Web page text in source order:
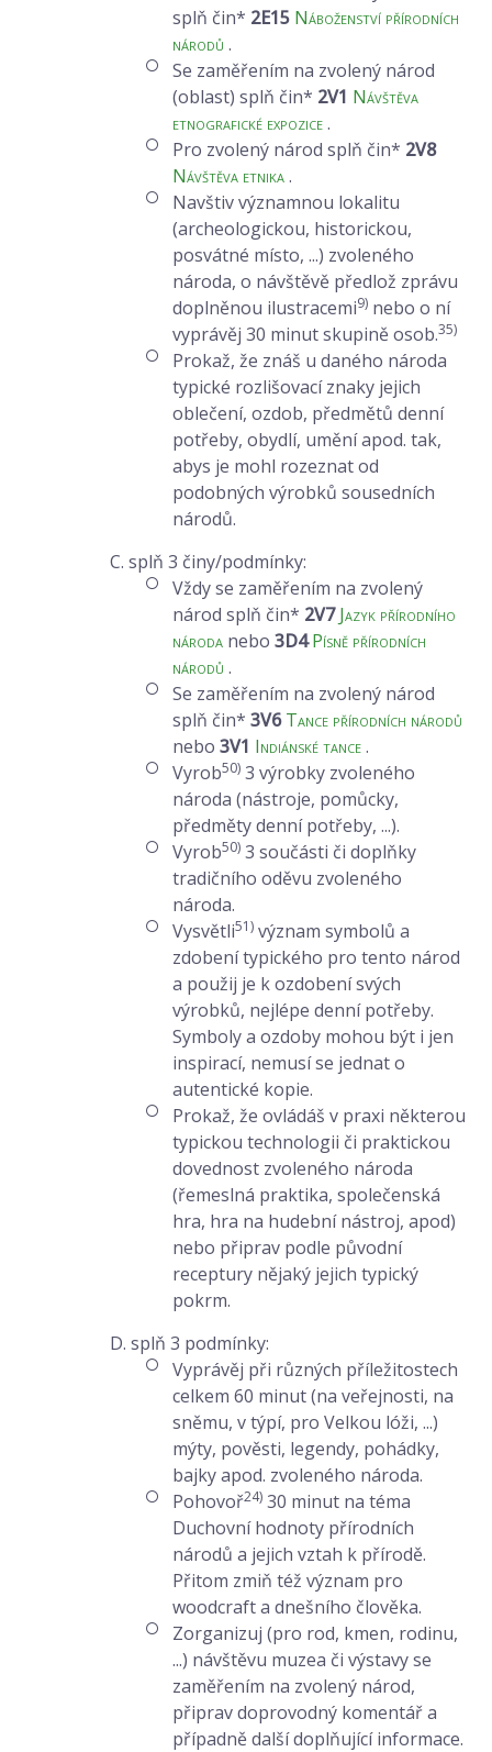
splň čin* 2E15 Náboženství přírodních
národů .
Se zaměřením na zvolený národ
(oblast) splň čin* 2V1 Návštěva
etnografické expozice.
Pro zvolený národ splň čin* 2V8
Návštěva etnika.
Navštiv významnou lokalitu
(archeologickou, historickou,
posvátné místo, ...) zvoleného
národa, o návštěvě předlož zprávu
doplněnou ilustracemi9) nebo o ní
vyprávěj 30 minut skupině osob.35)
Prokaž, že znáš u daného národa
typické rozlišovací znaky jejich
oblečení, ozdob, předmětů denní
potřeby, obydlí, umění apod. tak,
abys je mohl rozeznat od
podobných výrobků sousedních
národů.
C. splň 3 činy/podmínky:
Vždy se zaměřením na zvolený
národ splň čin* 2V7 Jazyk přírodního
národa nebo 3D4 Písně přírodních
národů .
Se zaměřením na zvolený národ
splň čin* 3V6 Tance přírodních národů
nebo 3V1 Indiánské tance.
Vyrob50) 3 výrobky zvoleného
národa (nástroje, pomůcky,
předměty denní potřeby, ...).
Vyrob50) 3 součásti či doplňky
tradičního oděvu zvoleného
národa.
Vysvětli51) význam symbolů a
zdobení typického pro tento národ
a použij je k ozdobení svých
výrobků, nejlépe denní potřeby.
Symboly a ozdoby mohou být i jen
inspirací, nemusí se jednat o
autentické kopie.
Prokaž, že ovládáš v praxi některou
typickou technologii či praktickou
dovednost zvoleného národa
(řemeslná praktika, společenská
hra, hra na hudební nástroj, apod)
nebo připrav podle původní
receptury nějaký jejich typický
pokrm.
D. splň 3 podmínky:
Vyprávěj při různých příležitostech
celkem 60 minut (na veřejnosti, na
sněmu, v týpí, pro Velkou lóži, ...)
mýty, pověsti, legendy, pohádky,
bajky apod. zvoleného národa.
Pohovoř24) 30 minut na téma
Duchovní hodnoty přírodních
národů a jejich vztah k přírodě.
Přitom zmiň též význam pro
woodcraft a dnešního člověka.
Zorganizuj (pro rod, kmen, rodinu,
...) návštěvu muzea či výstavy se
zaměřením na zvolený národ,
připrav doprovodný komentář a
případně další doplňující informace.